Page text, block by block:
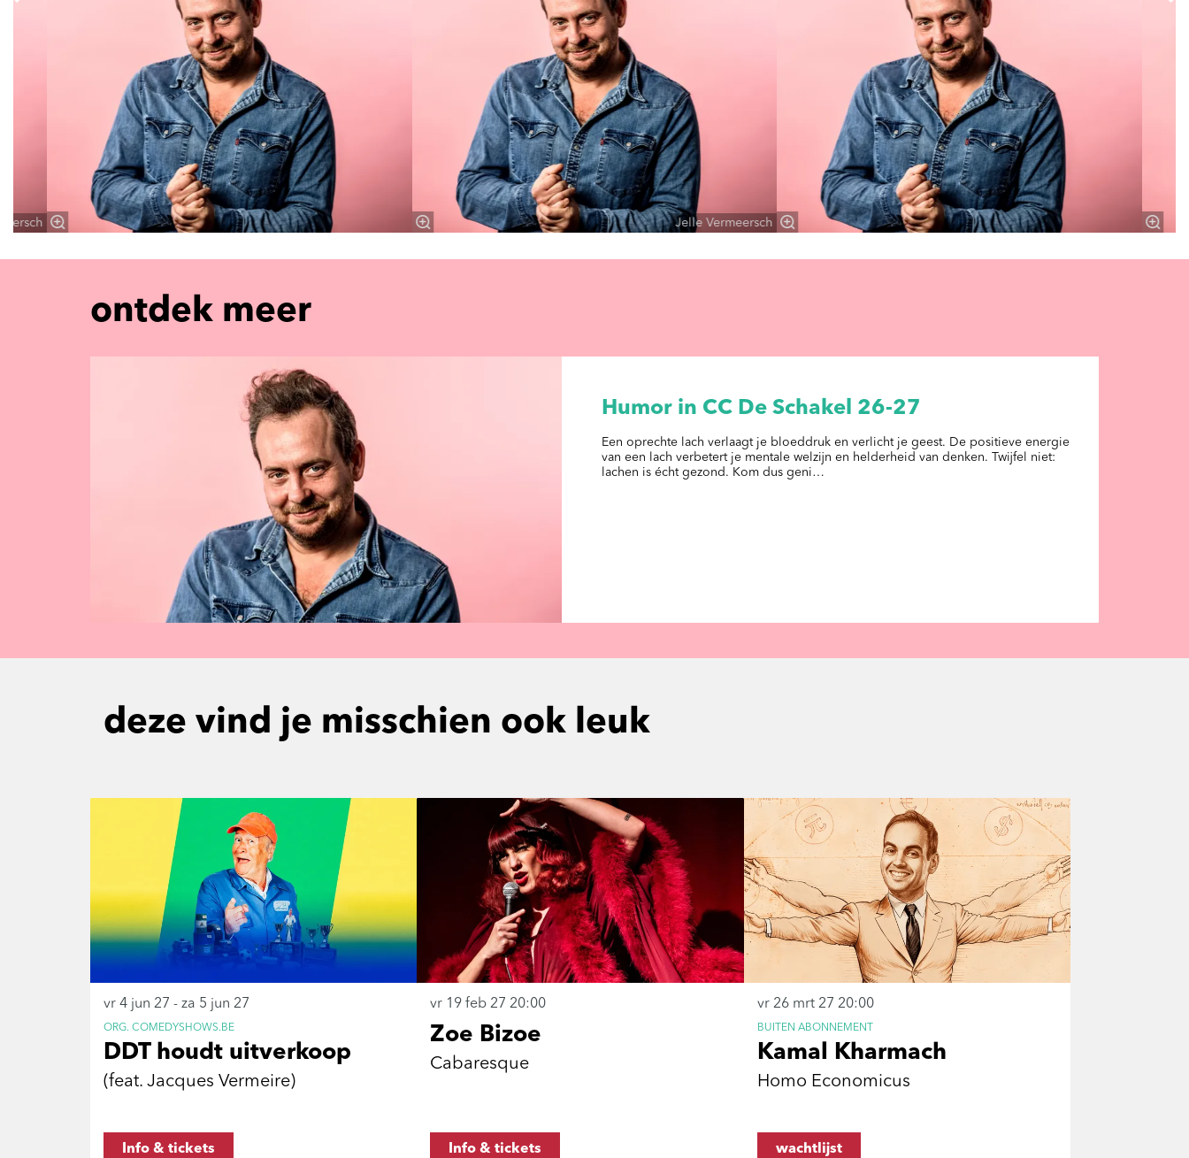
Jelle Vermeersch
ontdek meer
Humor in CC De Schakel 26-27
Een oprechte lach verlaagt je bloeddruk en verlicht je geest. De positieve energie
van een lach verbetert je mentale welzijn en helderheid van denken. Twijfel niet:
lachen is écht gezond. Kom dus geni…
deze vind je misschien ook leuk
DDT houdt uitverkoop
(feat. Jacques Vermeire)
ORG. COMEDYSHOWS.BE
vr 4 jun 27 - za 5 jun 27
Info & tickets
Zoe Bizoe
Cabaresque
vr 19 feb 2720:00
Info & tickets
Kamal Kharmach
Homo Economicus
BUITEN ABONNEMENT
vr 26 mrt 27 20:00
wachtlijst